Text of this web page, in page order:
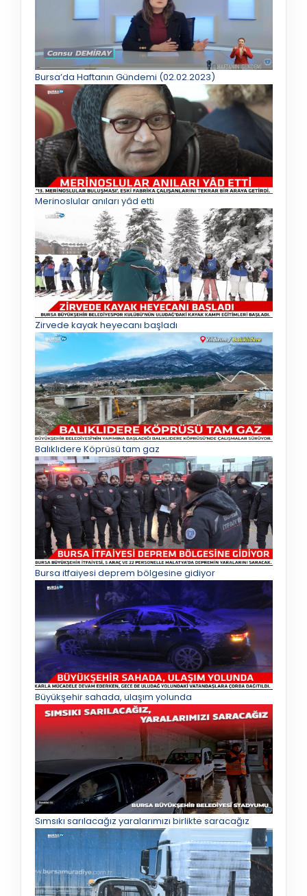
Bursa’da Haftanın Gündemi (02.02.2023)
Merinoslular anıları yâd etti
Zirvede kayak heyecanı başladı
Balıklıdere Köprüsü tam gaz
Bursa itfaiyesi deprem bölgesine gidiyor
Büyükşehir sahada, ulaşım yolunda
Sımsıkı sarılacağız yaralarımızı birlikte saracağız